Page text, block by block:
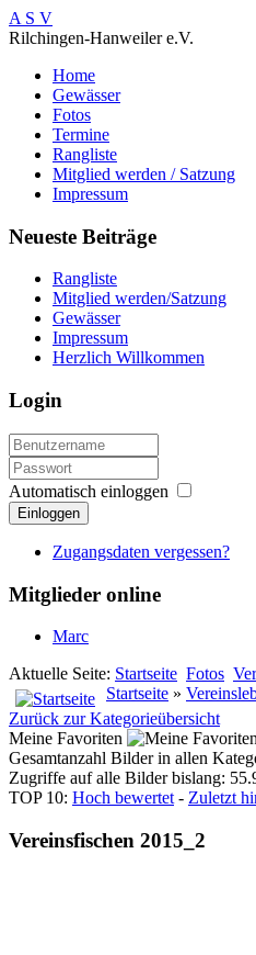
A S V
Rilchingen-Hanweiler e.V.
Home
Gewässer
Fotos
Termine
Rangliste
Mitglied werden / Satzung
Impressum
Neueste Beiträge
Rangliste
Mitglied werden/Satzung
Gewässer
Impressum
Herzlich Willkommen
Login
Automatisch einloggen
Einloggen
Zugangsdaten vergessen?
Mitglieder online
Marc
Aktuelle Seite: Startseite Fotos
Startseite »
Zurück zur Kategorieübersicht
Meine Favoriten
Gesamtanzahl Bilder in allen
Zugriffe auf alle Bilder bislang:
TOP 10: Hoch bewertet - Zuletzt
Vereinsfischen 2015_2